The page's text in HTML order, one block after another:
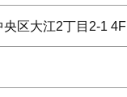
区大江2丁目2-1 4F